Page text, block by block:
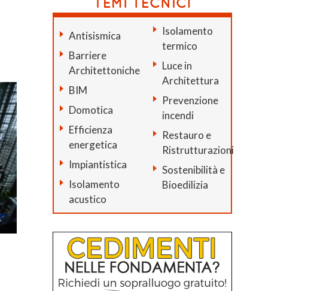
Antisismica
Barriere
Architettoniche
BIM
Domotica
Efficienza
energetica
Impiantistica
Isolamento
acustico
Isolamento
termico
Luce in
Architettura
Prevenzione
incendi
Restauro e
Ristrutturazioni
Sostenibilità e
Bioedilizia